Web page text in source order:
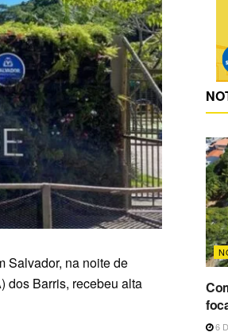
Salvador, na noite de
dos Barris, recebeu alta
6